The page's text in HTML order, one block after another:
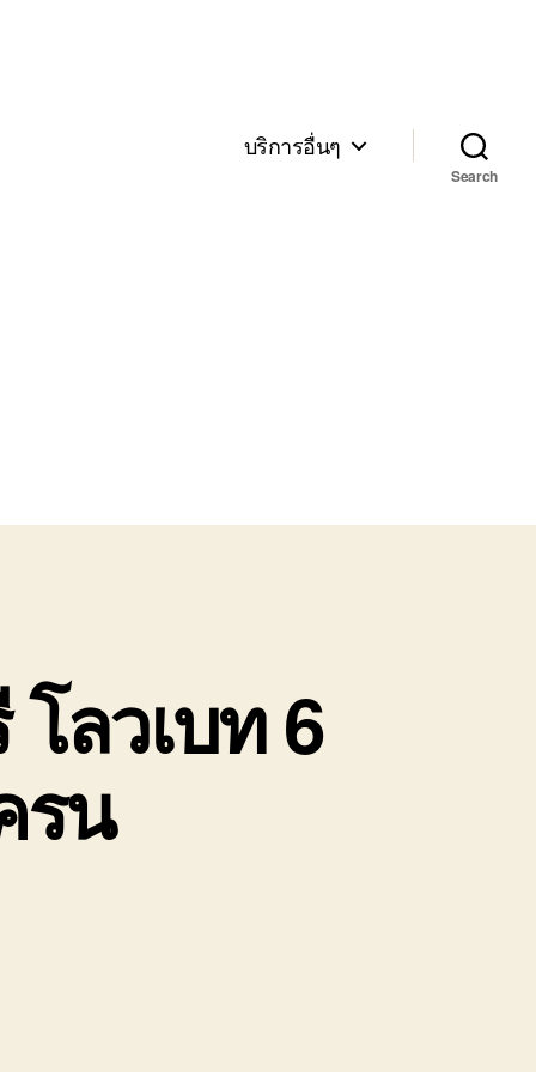
บริการอื่นๆ
Search
ลวเบท 6
รน